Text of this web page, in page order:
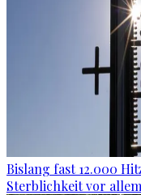
Bislang fast 12.000
Sterblichkeit vor